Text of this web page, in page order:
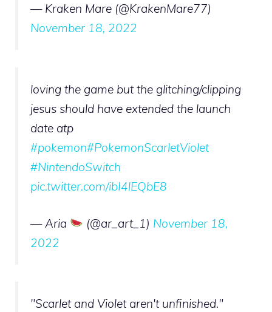
— Kraken Mare (@KrakenMare77)
November 18, 2022
loving the game but the glitching/clipping
jesus should have extended the launch
date atp
#pokemon#PokemonScarletViolet
#NintendoSwitch
pic.twitter.com/ibI4lEQbE8
— Aria (@ar_art_1) November 18,
2022
"Scarlet and Violet aren't unfinished."